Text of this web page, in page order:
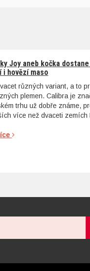
Joy aneb kočka
i hovězí maso
různých variant, a to
plemen. Calibra je
trhu už dobře známe,
více než dvaceti zemích